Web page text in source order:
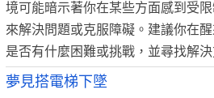
境可能暗示著你在某些方面感到受
來解決問題或克服障礙。建議你在
是否有什麼困難或挑戰，並尋找解
夢見搭電梯下墜